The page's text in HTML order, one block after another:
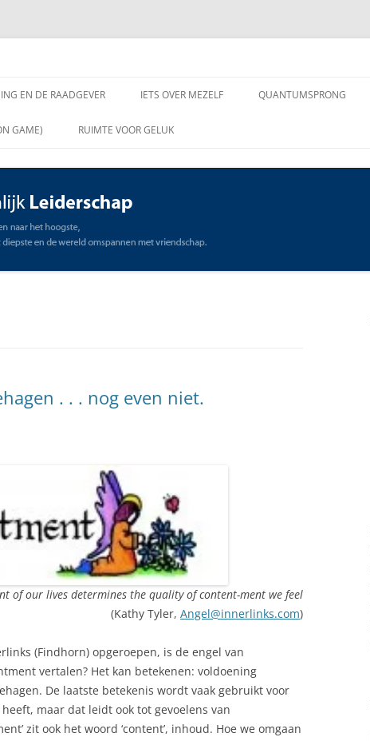
EN DE RAADGEVER
VRAGEN AAN DE
IETS OVER MEZELF QUANTUMSPRONG
GAME) RUIMTE VOOR GELUK
. . . nog even niet.
of our lives determines the quality of content-ment we feel
(Kathy Tyler, Angel@innerlinks.com)
(Findhorn) opgeroepen, is de engel van
vertalen? Het kan betekenen: voldoening
De laatste betekenis wordt vaak gebruikt voor
maar dat leidt ook tot gevoelens van
zit ook het woord ‘content’, inhoud. Hoe we omgaan